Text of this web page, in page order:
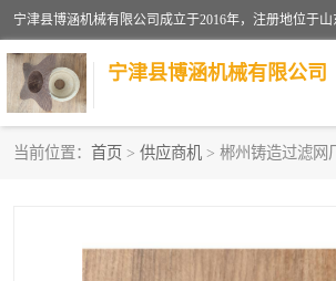
宁津县博涵机械有限公司
当前位置： 首页 > 供应商机 > 郴州铸造过滤网厂
纤维网 挡渣棉